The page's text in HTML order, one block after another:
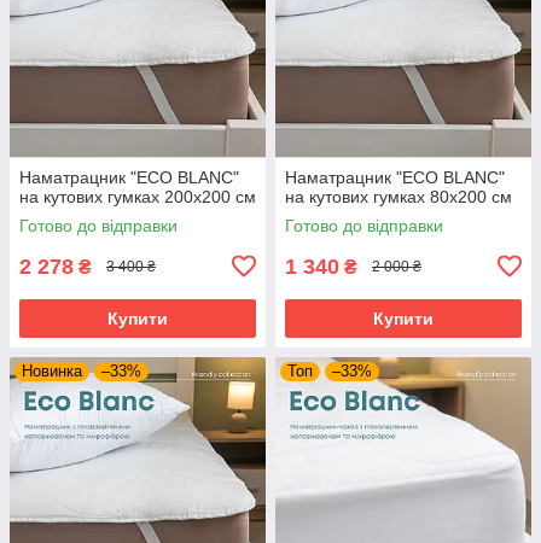
Наматрацник "ECO BLANC"
на кутових гумках 200х200 см
Готово до відправки
2 278 ₴ 3 400 ₴
Купити
Наматрацник "ECO BLANC"
на кутових гумках 80х200 см
Готово до відправки
1 340 ₴ 2 000 ₴
Купити
Новинка –33% Топ –33%